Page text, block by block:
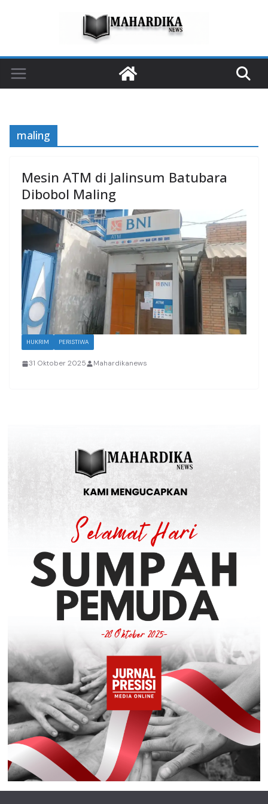
maling
Mesin ATM di Jalinsum Batubara
Dibobol Maling
HUKRIM PERISTIWA
31 Oktober 2025 Mahardikanews